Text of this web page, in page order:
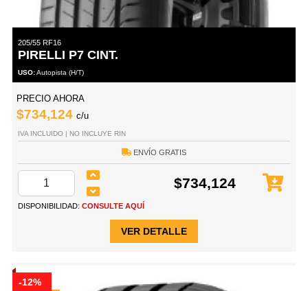
205/55 RF16
PIRELLI P7 CINT.
USO:Autopista (H/T)
PRECIO AHORA
$734,124 c/u
IVA INCLUIDO | NO INCLUYE RIN
ENVÍO GRATIS
$734,124
DISPONIBILIDAD: CONSULTE AQUÍ
VER DETALLE
-12%